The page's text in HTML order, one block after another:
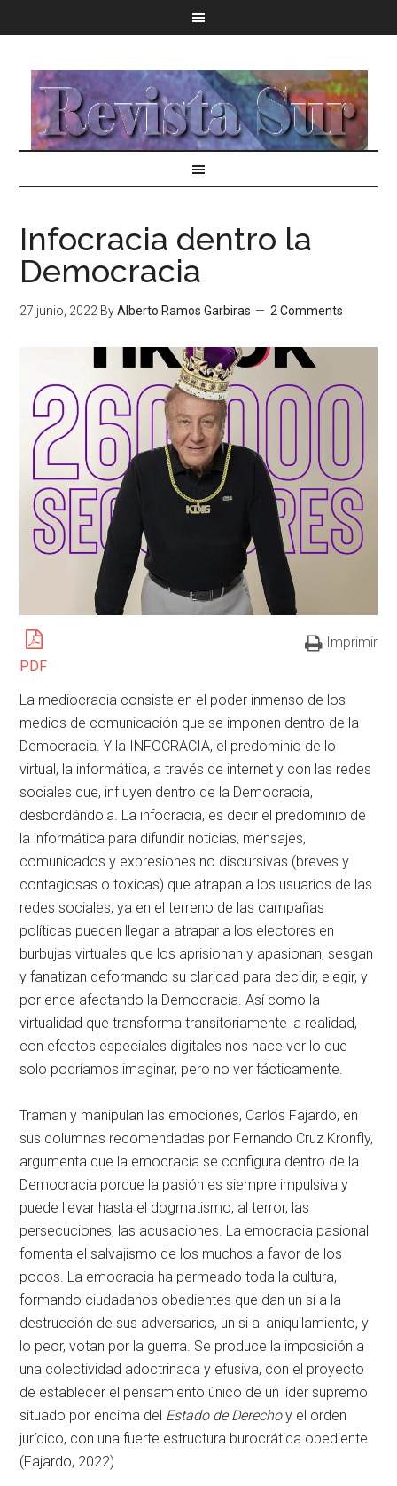
Infocracia dentro la
Democracia
27 junio, 2022 ByAlberto Ramos Garbiras 2 Comments
PDF
Imprimir
La mediocracia consiste en el poder inmenso de los
medios de comunicación que se imponen dentro de la
Democracia. Y la INFOCRACIA, el predominio de lo
virtual, la informática, a través de internet y con las redes
sociales que, influyen dentro de la Democracia,
desbordándola. La infocracia, es decir el predominio de
la informática para difundir noticias, mensajes,
comunicados y expresiones no discursivas (breves y
contagiosas o toxicas) que atrapan a los usuarios de las
redes sociales, ya en el terreno de las campañas
políticas pueden llegar a atrapar a los electores en
burbujas virtuales que los aprisionan y apasionan, sesgan
y fanatizan deformando su claridad para decidir, elegir, y
por ende afectando la Democracia. Así como la
virtualidad que transforma transitoriamente la realidad,
con efectos especiales digitales nos hace ver lo que
solo podríamos imaginar, pero no ver fácticamente.
Traman y manipulan las emociones, Carlos Fajardo, en
sus columnas recomendadas por Fernando Cruz Kronfly,
argumenta que la emocracia se configura dentro de la
Democracia porque la pasión es siempre impulsiva y
puede llevar hasta el dogmatismo, al terror, las
persecuciones, las acusaciones. La emocracia pasional
fomenta el salvajismo de los muchos a favor de los
pocos. La emocracia ha permeado toda la cultura,
formando ciudadanos obedientes que dan un sí a la
destrucción de sus adversarios, un si al aniquilamiento, y
lo peor, votan por la guerra. Se produce la imposición a
una colectividad adoctrinada y efusiva, con el proyecto
de establecer el pensamiento único de un líder supremo
situado por encima del Estado de Derechoy el orden
jurídico, con una fuerte estructura burocrática obediente
(Fajardo, 2022)